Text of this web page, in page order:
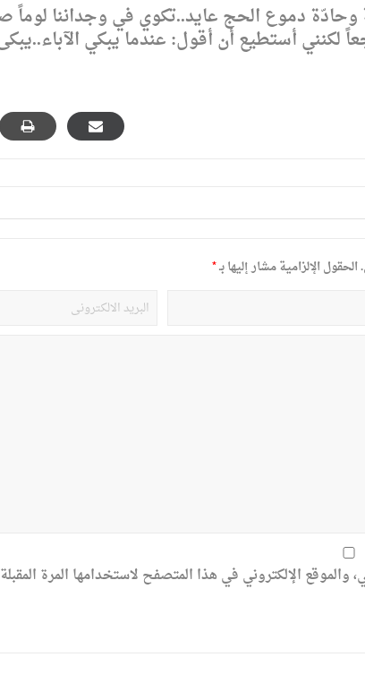
دموع الحج عايد..تكوي في وجداننا لوماً
لكنني أستطيع أن أقول: عندما يبكي
الحقول الإلزامية مشار إليها بـ*
والموقع الإلكتروني في هذا المتصفح لاستخدامها المرة